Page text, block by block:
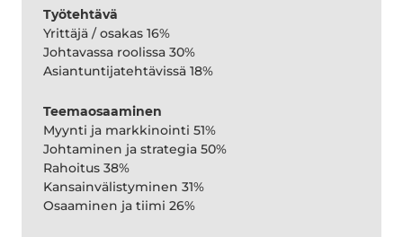
Työtehtävä
Yrittäjä / osakas 16%
Johtavassa roolissa 30%
Asiantuntijatehtävissä 18%
Teemaosaaminen
Myynti ja markkinointi 51%
Johtaminen ja strategia 50%
Rahoitus 38%
Kansainvälistyminen 31%
Osaaminen ja tiimi 26%